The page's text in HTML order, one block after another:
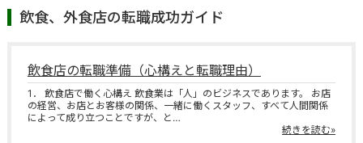
飲食、外食店の転職成功ガイド
飲食店の転職準備（心構えと転職理由）
1． 飲食店で働く心構え 飲食業は「人」のビジネスであります。 お店
の経営、お店とお客様の関係、一緒に働くスタッフ、すべて人間関係
によって成り立つことですが、と…
続きを読む»